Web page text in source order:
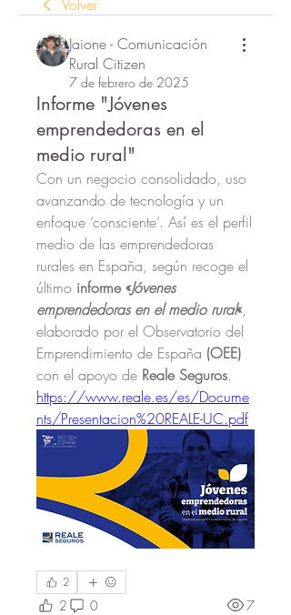
Volver
Jaione - Comunicación
Rural Citizen
7 de febrero de 2025
Informe "Jóvenes
emprendedoras en el
medio rural"
Con un negocio consolidado, uso
avanzando de tecnología y un
enfoque ‘consciente’. Así es el perfil
medio de las emprendedoras
rurales en España, según recoge el
último informe «Jóvenes
emprendedoras en el medio rural«,
elaborado por el Observatorio del
Emprendimiento de España (OEE)
con el apoyo de Reale Seguros.
https://www.reale.es/es/Docume
nts/Presentacion%20REALE-UC.pdf
2
2 0 7